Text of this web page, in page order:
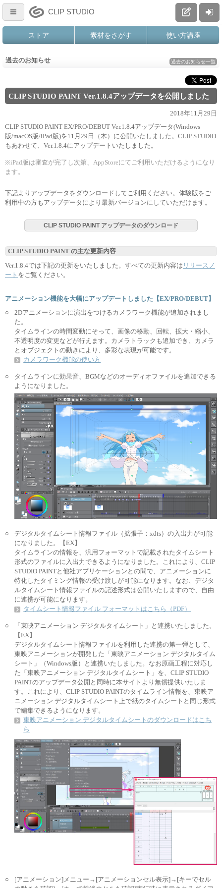
CLIP STUDIO
ストア 素材をさがす 使い方講座
過去のお知らせ 過去のお知らせ一覧
CLIP STUDIO PAINT Ver.1.8.4アップデータを公開しました
2018年11月29日
CLIP STUDIO PAINT EX/PRO/DEBUT Ver.1.8.4アップデータ(Windows
版/macOS版/iPad版)を11月29日（木）に公開いたしました。CLIP STUDIO
もあわせて、Ver.1.8.4にアップデートいたしました。
※iPad版は審査が完了し次第、AppStoreにてご利用いただけるようになり
ます。
下記よりアップデータをダウンロードしてご利用ください。体験版をご
利用中の方もアップデータにより最新バージョンにしていただけます。
CLIP STUDIO PAINT アップデータのダウンロード
CLIP STUDIO PAINT の主な更新内容
Ver.1.8.4では下記の更新をいたしました。すべての更新内容は リリースノ
ート をご覧ください。
アニメーション機能を大幅にアップデートしました【EX/PRO/DEBUT】
○
2Dアニメーションに演出をつけるカメラワーク機能が追加されまし
た。
タイムラインの時間変動にそって、画像の移動、回転、拡大・縮小、
不透明度の変更などが行えます。カメラトラックも追加でき、カメラ
とオブジェクトの動きにより、多彩な表現が可能です。
カメラワーク機能の使い方
○
タイムラインに効果音、BGMなどのオーディオファイルを追加できる
ようになりました。
○
デジタルタイムシート情報ファイル（拡張子：xdts）の入出力が可能
になりました。【EX】
タイムラインの情報を、汎用フォーマットで記載されたタイムシート
形式のファイルに入出力できるようになりました。これにより、CLIP
STUDIO PAINTと他社アプリケーションとの間で、アニメーションに
特化したタイミング情報の受け渡しが可能になります。なお、デジタ
ルタイムシート情報ファイルの記述形式は公開いたしますので、自由
に連携が可能になります。
タイムシート情報ファイル フォーマットはこちら（PDF）
○
「東映アニメーション デジタルタイムシート」と連携いたしました。
【EX】
デジタルタイムシート情報ファイルを利用した連携の第一弾として、
東映アニメーションが開発した「東映アニメーション デジタルタイム
シート」（Windows版）と連携いたしました。なお原画工程に対応し
た「東映アニメーション デジタルタイムシート」を、CLIP STUDIO
PAINTのアップデータ公開と同時に本サイトより無償提供いたしま
す。これにより、CLIP STUDIO PAINTのタイムライン情報を、東映ア
ニメーション デジタルタイムシート上で紙のタイムシートと同じ形式
で編集できるようになります。
東映アニメーション デジタルタイムシートのダウンロードはこち
ら
○
[アニメーション]メニュー→[アニメーションセル表示]→[キーでセル